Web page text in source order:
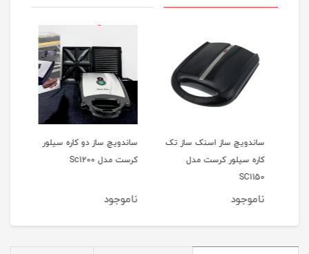
ساندویچ ساز اسنک ساز تک
کاره سیلور کرست مدل
SC1150
ناموجود
ساندویچ ساز دو کاره سیلور
کرست مدل Sc1200
ناموجود